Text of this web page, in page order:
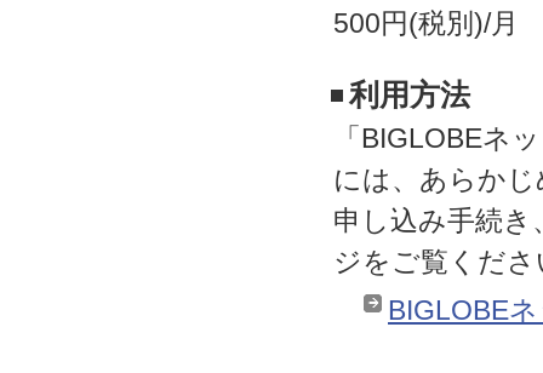
500円(税別)/月
利用方法
「BIGLOBEネ
には、あらか
申し込み手続
ジをご覧くださ
BIGLOBE